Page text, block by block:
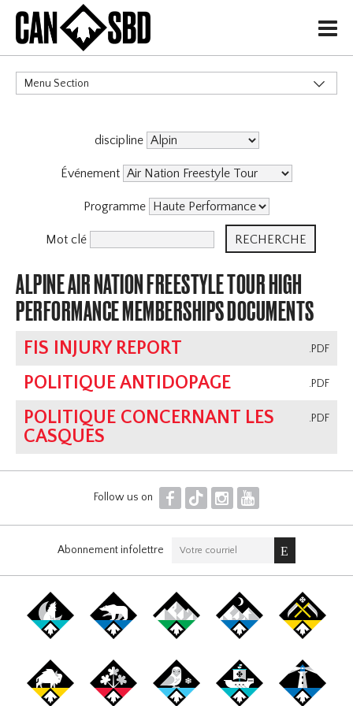
H
Menu Section
discipline
Événement
Programme
Mot clé
ALPINE AIR NATION FREESTYLE TOUR HIGH
PERFORMANCE MEMBERSHIPS DOCUMENTS
.PDF
FIS INJURY REPORT
.PDF
POLITIQUE ANTIDOPAGE
.PDF
POLITIQUE CONCERNANT LES
CASQUES
Follow us on F T I Y
Abonnement infolettre